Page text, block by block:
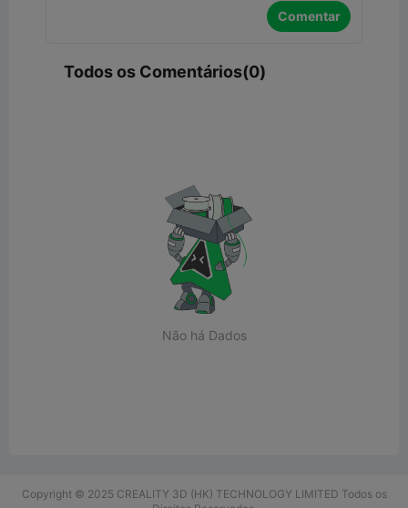
Comentar
Todos os Comentários(0)
Não há Dados
Copyright © 2025 CREALITY 3D (HK) TECHNOLOGY LIMITED Todos os